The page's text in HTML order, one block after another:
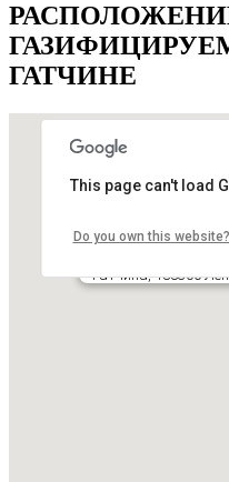
ГАТЧИНЕ
РАСПОЛОЖЕНИЕ
Гатчина, 188300
This page can't load
Do you own this website?